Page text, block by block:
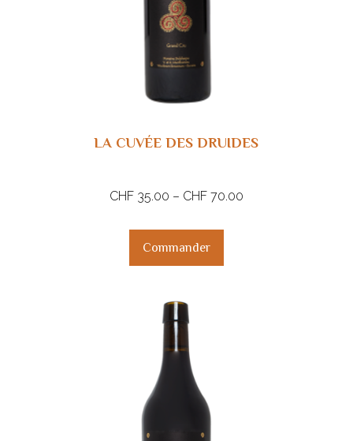
LA CUVÉE DES DRUIDES
CHF35.00 – CHF70.00
Commander